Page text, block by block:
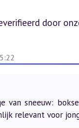
door
van sneeuw:
relevant voor